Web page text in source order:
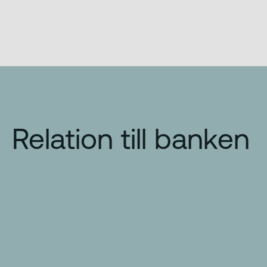
Relation till banken